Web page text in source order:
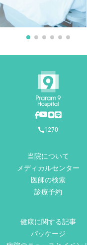
1270
当院について
メディカルセンター
医師の検索
診療予約
健康に関する記事
パッケージ